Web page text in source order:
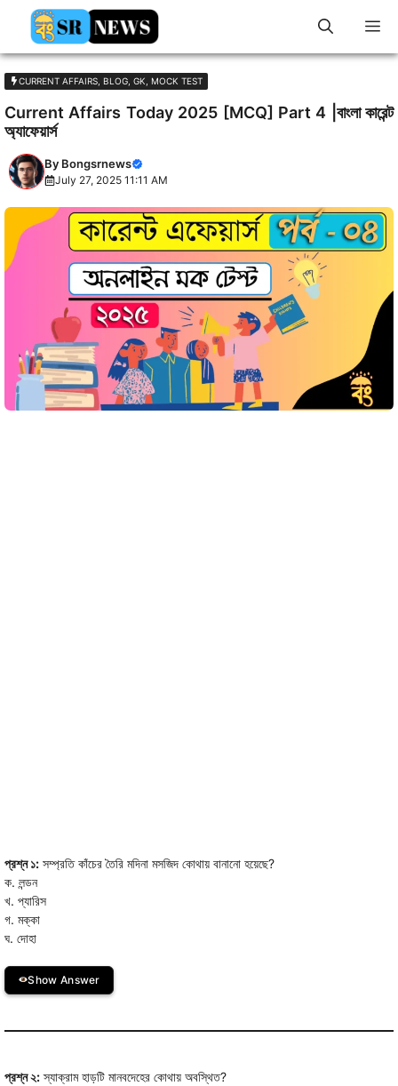
content
CURRENT AFFAIRS BLOG GK MOCK TEST
Current Affairs Today 2025 [MCQ] Part 4 |বাংলা কারেন্ট
অ্যাফেয়ার্স
By Bongsrnews
July 27, 2025 11:11 AM
প্রশ্ন ১: সম্প্রতি কাঁচের তৈরি মদিনা মসজিদ কোথায় বানানো হয়েছে?
ক. লন্ডন
খ. প্যারিস
গ. মক্কা
ঘ. দোহা
Show Answer
প্রশ্ন ২:স্যাক্রাম হাড়টি মানবদেহের কোথায় অবস্থিত?